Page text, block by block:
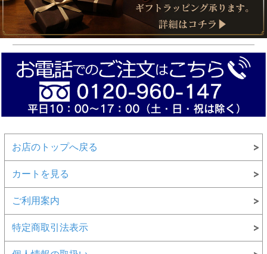
お店のトップへ戻る
カートを見る
ご利用案内
特定商取引法表示